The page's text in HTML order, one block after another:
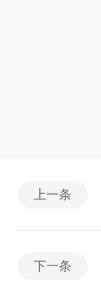
上一条
下一条